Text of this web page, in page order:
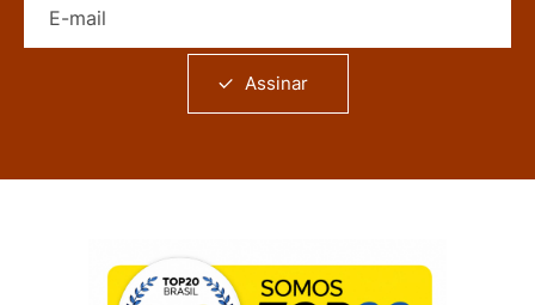
Assinar